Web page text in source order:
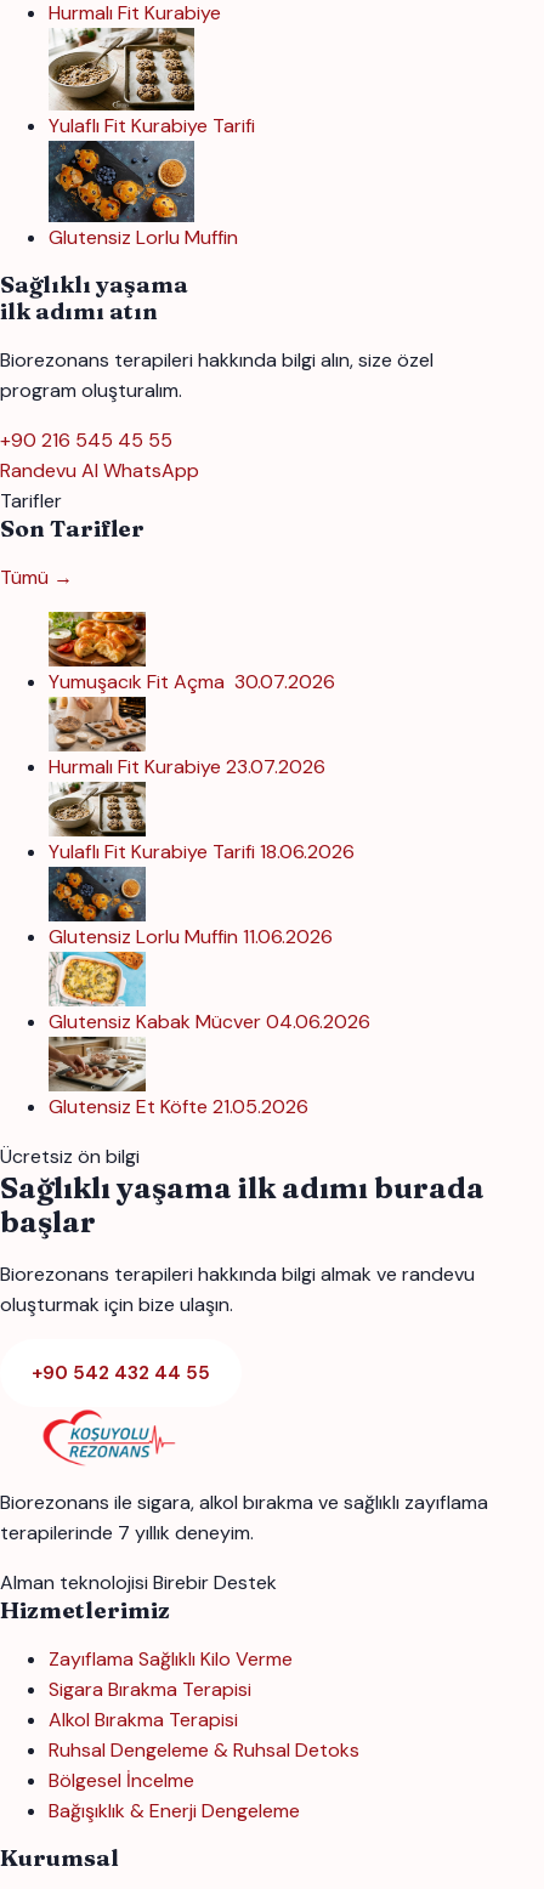
Hurmalı Fit Kurabiye
Yulaflı Fit Kurabiye Tarifi
Glutensiz Lorlu Muffin
Sağlıklı yaşama
ilk adımı atın
Biorezonans terapileri hakkında bilgi alın, size özel
program oluşturalım.
+90 216 545 45 55
Randevu Al WhatsApp
Tarifler
Son Tarifler
Tümü →
Yumuşacık Fit Açma 30.07.2026
Hurmalı Fit Kurabiye 23.07.2026
Yulaflı Fit Kurabiye Tarifi 18.06.2026
Glutensiz Lorlu Muffin 11.06.2026
Glutensiz Kabak Mücver04.06.2026
Glutensiz Et Köfte 21.05.2026
Ücretsiz ön bilgi
Sağlıklı yaşama ilk adımı burada
başlar
Biorezonans terapileri hakkında bilgi almak ve randevu
oluşturmak için bize ulaşın.
+90 542 432 44 55
Biorezonans ile sigara, alkol bırakma ve sağlıklı zayıflama
terapilerinde 7 yıllık deneyim.
Alman teknolojisi Birebir Destek
Hizmetlerimiz
Zayıflama Sağlıklı Kilo Verme
Sigara Bırakma Terapisi
Alkol Bırakma Terapisi
Ruhsal Dengeleme & Ruhsal Detoks
Bölgesel İncelme
Bağışıklık & Enerji Dengeleme
Kurumsal